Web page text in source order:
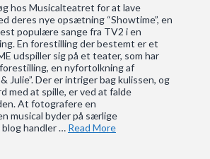
hos Musicalteatret for at lave
deres nye opsætning “Showtime”, en
populære sange fra TV2 i en
En forestilling der bestemt er et
udspiller sig på et teater, som har
en nyfortolkning af
Julie”. Der er intriger bag kulissen, og
med at spille, er ved at falde
At fotografere en
musical byder på særlige
handler … Read More